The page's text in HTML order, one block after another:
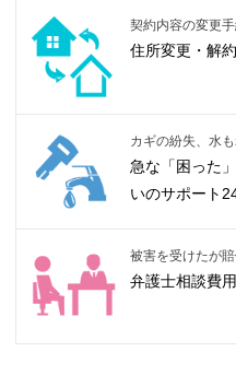
契約内容の変更
住所変更・解
カギの紛失、水
急な「困った
いのサポート
被害を受けたが
弁護士相談費